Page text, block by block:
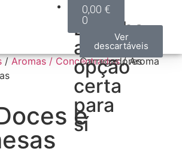
Kits
Escolha
a
opção
certa
para
sí
Ver
modelos
Ver
modelos
Ver
modelos
Accesorios
Ver
acessórios
Carregadores
Ver
produtos
Descartáveis
Ver
descartáveis
0,00 €
0
/Aromas / Concentrados/ Aroma
e